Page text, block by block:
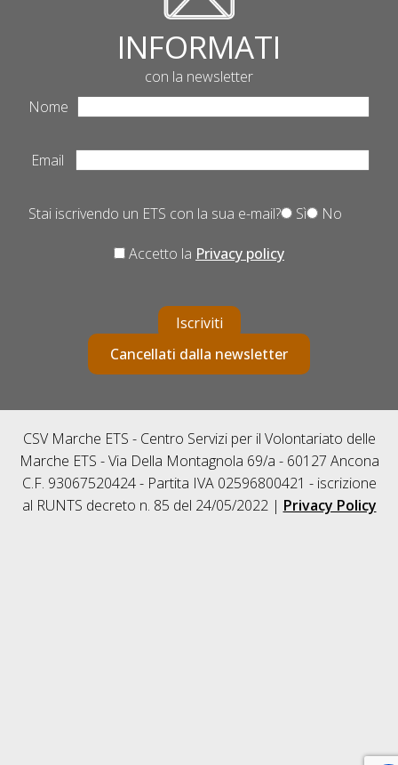
INFORMATI
con la newsletter
Nome
Email
Stai iscrivendo un ETS con la sua e-mail? Sì No
Accetto la Privacy policy
Iscriviti
Cancellati dalla newsletter
CSV Marche ETS - Centro Servizi per il Volontariato delle
Marche ETS - Via Della Montagnola 69/a - 60127 Ancona
C.F. 93067520424 - Partita IVA 02596800421 - iscrizione
al RUNTS decreto n. 85 del 24/05/2022 | Privacy Policy